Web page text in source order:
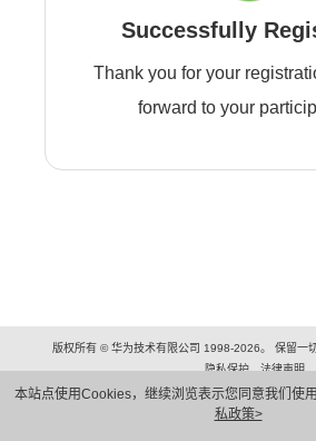
本站点使用Cookies，继续浏览表示您同意我们使
私政策>
Successfully
Thank you for your
forward to your
版权所有 © 华为技术有限公司 1998-2026。 保留一
隐私保护
法律声明